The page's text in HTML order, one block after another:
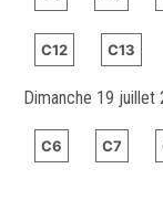
C12 C13
Dimanche 19 juillet
C6 C7